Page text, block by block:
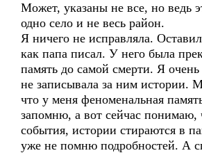
Может, указаны не все, но ведь
одно село и не весь район.
Я ничего не исправляла.
как папа писал. У него была
память до самой смерти. Я
не записывала за ним истории.
что у меня феноменальная
запомню, а вот сейчас понимаю,
события, истории стираются в
уже не помню подробностей. А